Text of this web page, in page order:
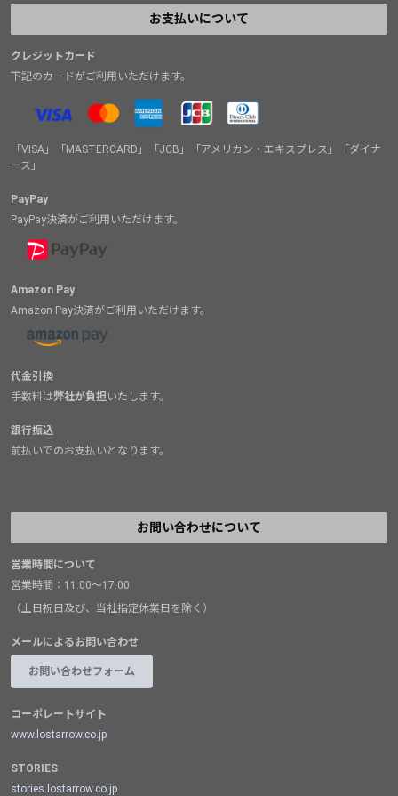
お支払いについて
クレジットカード
下記のカードがご利用いただけます。
「VISA」「MASTERCARD」「JCB」「アメリカン・エキスプレス」「ダイナ
ース」
PayPay
PayPay決済がご利用いただけます。
Amazon Pay
Amazon Pay決済がご利用いただけます。
代金引換
手数料は弊社が負担いたします。
銀行振込
前払いでのお支払いとなります。
お問い合わせについて
営業時間について
営業時間：11:00～17:00
（土日祝日及び、当社指定休業日を除く）
メールによるお問い合わせ
お問い合わせフォーム
コーポレートサイト
www.lostarrow.co.jp
STORIES
stories.lostarrow.co.jp